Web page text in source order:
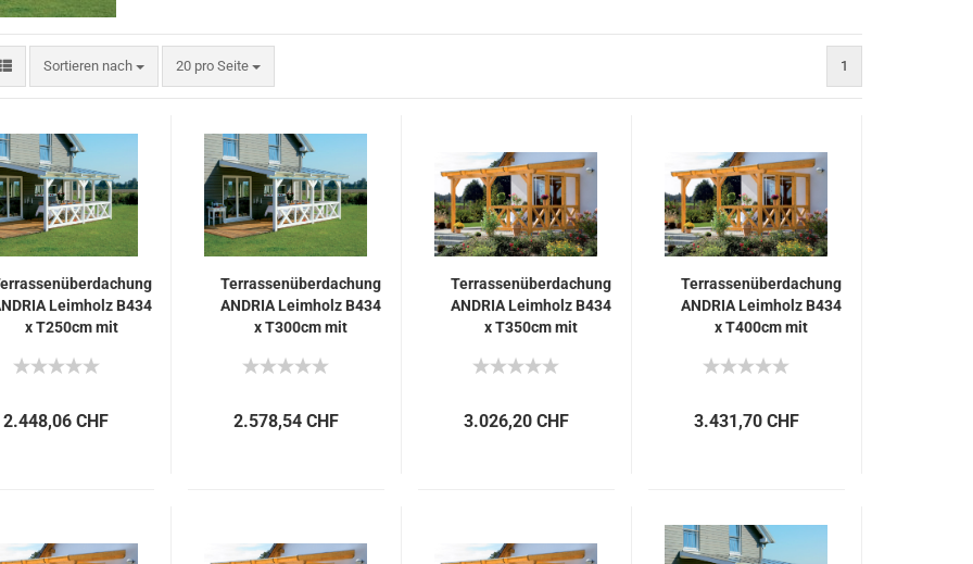
Sortieren nach
Sortieren nach 20 pro Seite
pro Seite 1
Leimholz B434
x T250cm mit
2.448,06 CHF
Terrassenüberdachung
ANDRIA Leimholz B434
x T300cm mit
2.578,54 CHF
Terrassenüberdachung
ANDRIA Leimholz B434
x T350cm mit
3.026,20 CHF
Terrassenüberdachung
ANDRIA Leimholz B434
x T400cm mit
3.431,70 CHF